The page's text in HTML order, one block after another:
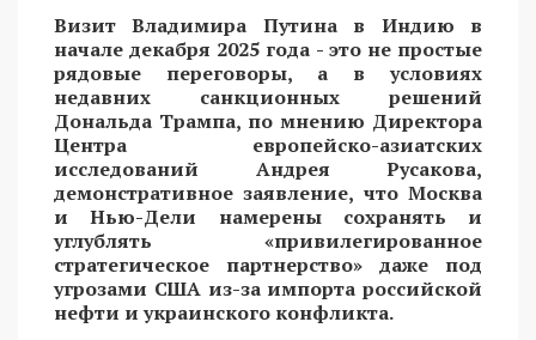
Визит Владимира Путина в Индию в
начале декабря 2025 года - это не простые
рядовые переговоры, а в условиях
недавних санкционных решений
Дональда Трампа, по мнению Директора
Центра европейско-азиатских
исследований Андрея Русакова,
демонстративное заявление, что Москва
и Нью-Дели намерены сохранять и
углублять «привилегированное
стратегическое партнерство» даже под
угрозами США из-за импорта российской
нефти и украинского конфликта.